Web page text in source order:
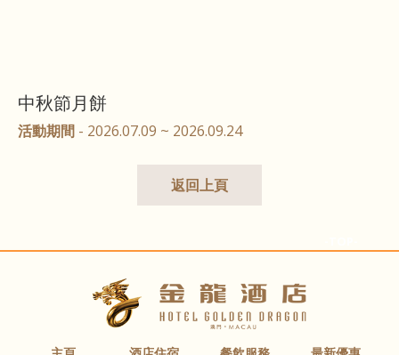
中秋節月餅
活動期間 - 2026.07.09 ~ 2026.09.24
返回上頁